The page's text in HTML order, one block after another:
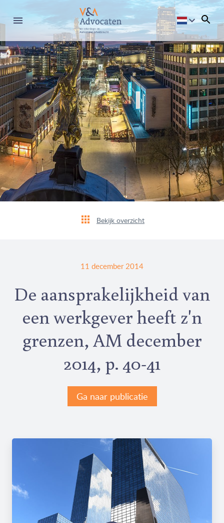
Bekijk overzicht
11 december 2014
De aansprakelijkheid van
een werkgever heeft z'n
grenzen, AM december
2014, p. 40-41
Ga naar publicatie